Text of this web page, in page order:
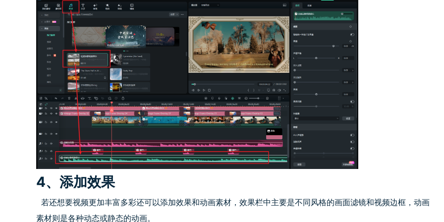
4、 添加效果
若还想要视频更加丰富多彩还可以添加效果和动画素材，效果栏中主要是不同风格的画面滤镜和视频边框，动画
素材则是各种动态或静态的动画。